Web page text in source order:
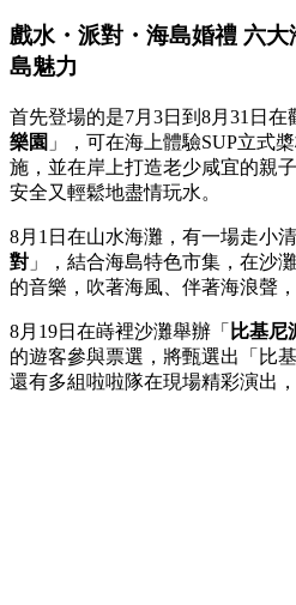
戲水・派對・海島婚禮 六
島魅力
首先登場的是7月3日到8月31日在
樂園 」，可在海上體驗SUP立式
施，並在岸上打造老少咸宜的親
安全又輕鬆地盡情玩水。
8月1日在山水海灘，有一場走小
對 」，結合海島特色市集，在沙
的音樂，吹著海風、伴著海浪聲
8月19日在嵵裡沙灘舉辦「 比基尼
的遊客參與票選，將甄選出「比
還有多組啦啦隊在現場精彩演出